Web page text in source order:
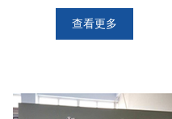
适用于电线电缆，低温卷绕试
验箱，电线电缆低温拉伸试
项指标。 符合 标准 :
GB2423.1－2008试验A《低温
查看更多